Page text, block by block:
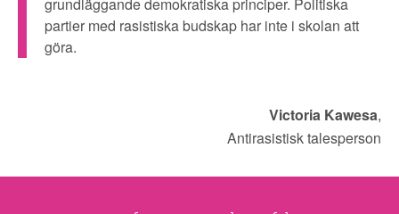
partier med rasistiska budskap har inte i skolan att
göra.
Victoria Kawesa,
Antirasistisk talesperson